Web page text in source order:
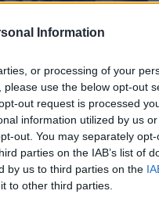
Information
or processing of your
use the below opt-out
out request is processed
information utilized by us
out. You may separately
parties on the IAB’s list of
by us to third parties on the
to other third parties.
vsak drugi